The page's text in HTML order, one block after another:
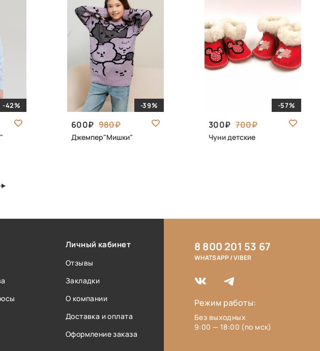
-42% -39%
600 980
Джемпер"Мишки"
-57%
300 700
Чуни детские
Личный кабинет
Отзывы
Закладки
О компании
Доставка и оплата
Оформление заказа
8 800 201 53 67
WHATSAPP / VIBER
Режим работы:
Без выходных
9:00 — 18:00 (по мск)